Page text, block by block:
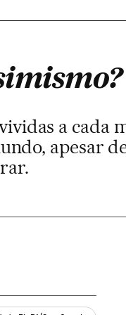
a cada
apesar